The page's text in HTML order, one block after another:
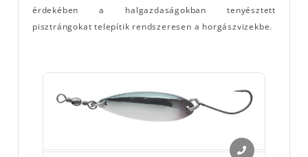
érdekében a halgazdaságokban tenyésztett
pisztrángokat telepítik rendszeresen a horgászvizekbe.